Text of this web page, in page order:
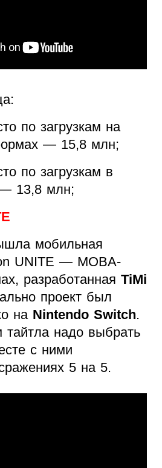
по загрузкам на
— 15,8 млн;
по загрузкам в
13,8 млн;
мобильная
UNITE — MOBA-
разработанная TiMi
проект был
на Nintendo Switch.
тайтла надо выбрать
с ними
5 на 5.